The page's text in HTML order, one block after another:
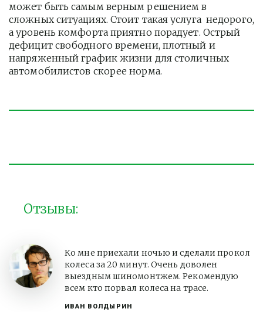
может быть самым верным решением в
сложных ситуациях. Стоит такая услуга  недорого,
а уровень комфорта приятно порадует. Острый
дефицит свободного времени, плотный и
напряженный график жизни для столичных
автомобилистов скорее норма.
Отзывы:
ИВАН ВОЛДЫРИН
Ко мне приехали ночью и сделали прокол
колеса за 20 минут. Очень доволен
выездным шиномонтжем. Рекомендую
всем кто порвал колеса на трасе.